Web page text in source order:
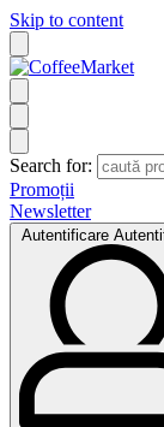
Skip to content
Search for:
Promoții
Newsletter
Autentificare